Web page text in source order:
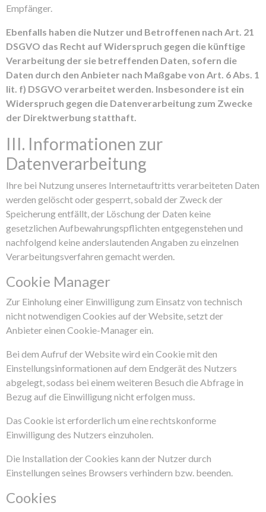
Empfänger.
Ebenfalls haben die Nutzer und Betroffenen nach Art. 21
DSGVO das Recht auf Widerspruch gegen die künftige
Verarbeitung der sie betreffenden Daten, sofern die
Daten durch den Anbieter nach Maßgabe von Art. 6 Abs. 1
lit. f) DSGVO verarbeitet werden. Insbesondere ist ein
Widerspruch gegen die Datenverarbeitung zum Zwecke
der Direktwerbung statthaft.
III. Informationen zur
Datenverarbeitung
Ihre bei Nutzung unseres Internetauftritts verarbeiteten Daten
werden gelöscht oder gesperrt, sobald der Zweck der
Speicherung entfällt, der Löschung der Daten keine
gesetzlichen Aufbewahrungspflichten entgegenstehen und
nachfolgend keine anderslautenden Angaben zu einzelnen
Verarbeitungsverfahren gemacht werden.
Cookie Manager
Zur Einholung einer Einwilligung zum Einsatz von technisch
nicht notwendigen Cookies auf der Website, setzt der
Anbieter einen Cookie-Manager ein.
Bei dem Aufruf der Website wird ein Cookie mit den
Einstellungsinformationen auf dem Endgerät des Nutzers
abgelegt, sodass bei einem weiteren Besuch die Abfrage in
Bezug auf die Einwilligung nicht erfolgen muss.
Das Cookie ist erforderlich um eine rechtskonforme
Einwilligung des Nutzers einzuholen.
Die Installation der Cookies kann der Nutzer durch
Einstellungen seines Browsers verhindern bzw. beenden.
Cookies